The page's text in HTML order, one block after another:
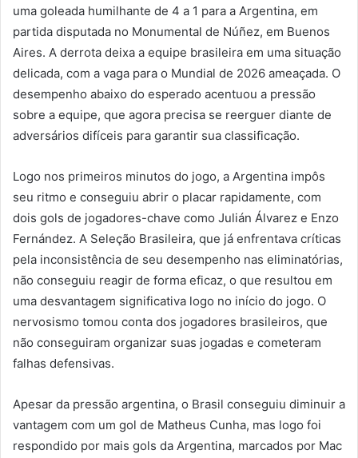
uma goleada humilhante de 4 a 1 para a Argentina, em
partida disputada no Monumental de Núñez, em Buenos
Aires. A derrota deixa a equipe brasileira em uma situação
delicada, com a vaga para o Mundial de 2026 ameaçada. O
desempenho abaixo do esperado acentuou a pressão
sobre a equipe, que agora precisa se reerguer diante de
adversários difíceis para garantir sua classificação.
Logo nos primeiros minutos do jogo, a Argentina impôs
seu ritmo e conseguiu abrir o placar rapidamente, com
dois gols de jogadores-chave como Julián Álvarez e Enzo
Fernández. A Seleção Brasileira, que já enfrentava críticas
pela inconsistência de seu desempenho nas eliminatórias,
não conseguiu reagir de forma eficaz, o que resultou em
uma desvantagem significativa logo no início do jogo. O
nervosismo tomou conta dos jogadores brasileiros, que
não conseguiram organizar suas jogadas e cometeram
falhas defensivas.
Apesar da pressão argentina, o Brasil conseguiu diminuir a
vantagem com um gol de Matheus Cunha, mas logo foi
respondido por mais gols da Argentina, marcados por Mac